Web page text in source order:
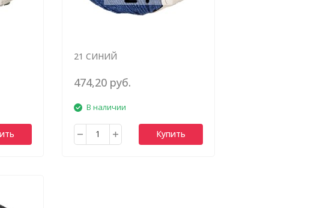
21 СИНИЙ
474,20 руб.
В наличии
Купить